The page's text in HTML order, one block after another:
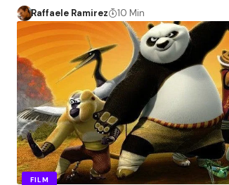
Raffaele Ramirez 10 Min
FILM